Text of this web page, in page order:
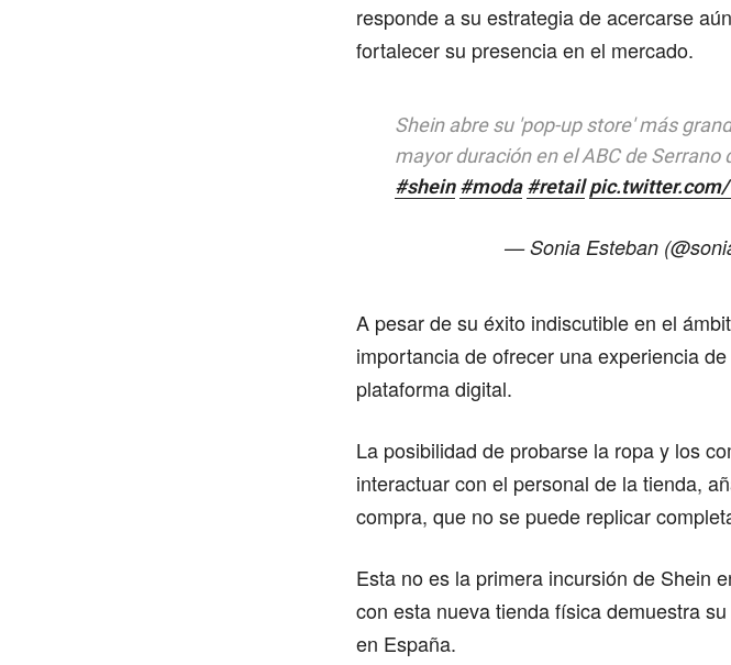
responde a su estrategia de acercarse
fortalecer su presencia en el mercado.
Shein abre su 'pop-up store' más
mayor duración en el ABC de Serrano
#shein #moda #retail
— Sonia Esteban
A pesar de su éxito indiscutible en el
importancia de ofrecer una experiencia
plataforma digital.
La posibilidad de probarse la ropa y los
interactuar con el personal de la tienda,
compra, que no se puede replicar
Esta no es la primera incursión de Shein
con esta nueva tienda física demuestra
en España.